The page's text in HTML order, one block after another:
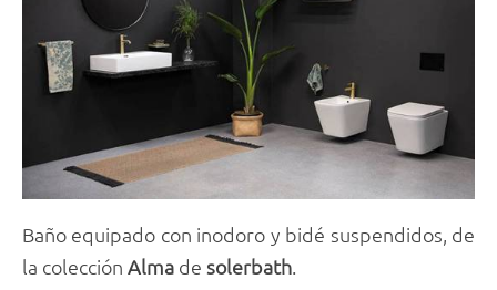
Baño equipado con inodoro y bidé suspendidos, de
la colección Alma de solerbath.